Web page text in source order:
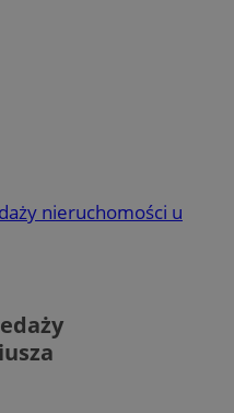
nieruchomości u